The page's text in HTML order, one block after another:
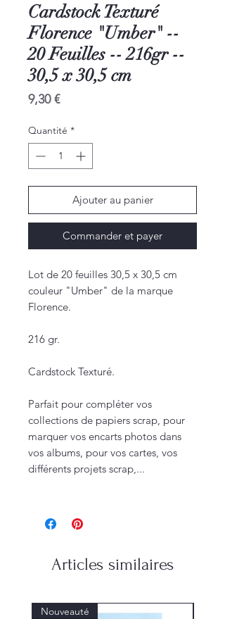
Cardstock Texturé
Florence "Umber" --
20 Feuilles -- 216gr --
30,5 x 30,5 cm
9,30 €Prix
Quantité *
Ajouter au panier
Commander et payer
Lot de 20 feuilles 30,5 x 30,5 cm
couleur "Umber" de la marque
Florence.
216 gr.
Cardstock Texturé.
Parfait pour compléter vos
collections de papiers scrap, pour
marquer vos encarts photos dans
vos albums, pour vos cartes, vos
différents projets scrap,...
Articles similaires
Nouveauté